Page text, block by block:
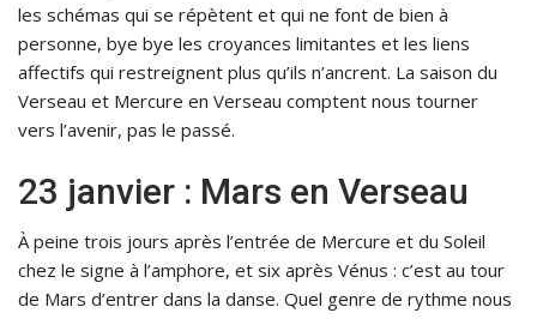
les schémas qui se répètent et qui ne font de bien à
personne, bye bye les croyances limitantes et les liens
affectifs qui restreignent plus qu’ils n’ancrent. La saison du
Verseau et Mercure en Verseau comptent nous tourner
vers l’avenir, pas le passé.
23 janvier : Mars en Verseau
À peine trois jours après l’entrée de Mercure et du Soleil
chez le signe à l’amphore, et six après Vénus : c’est au tour
de Mars d’entrer dans la danse. Quel genre de rythme nous